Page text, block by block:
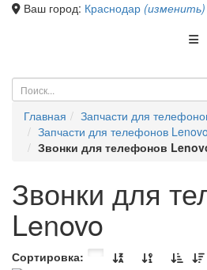
Ваш город: Краснодар (изменить)
Главная
Запчасти для
Запчасти для телефонов Lenovo
Звонки для телефонов
Звонки для
Lenovo
Сортировка: